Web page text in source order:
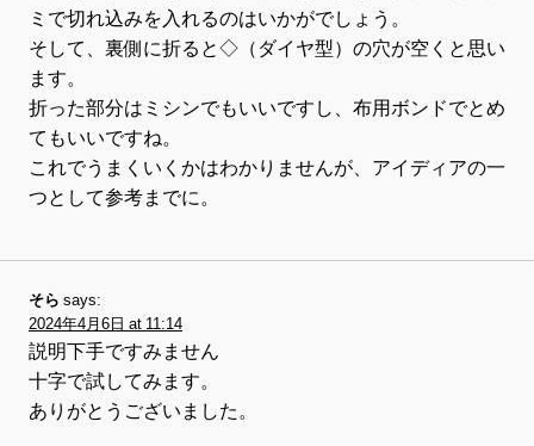
ミで切れ込みを入れるのはいかがでしょう。
そして、裏側に折ると◇（ダイヤ型）の穴が空くと思い
ます。
折った部分はミシンでもいいですし、布用ボンドでとめ
てもいいですね。
これでうまくいくかはわかりませんが、アイディアの一
つとして参考までに。
そら says:
2024年4月6日 at 11:14
説明下手ですみません
十字で試してみます。
ありがとうございました。